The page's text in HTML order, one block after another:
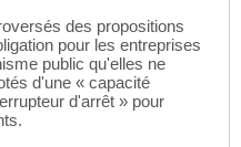
des propositions
pour les entreprises
public qu'elles ne
d'une « capacité
d'arrêt » pour